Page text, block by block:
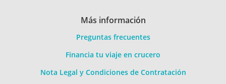
Más información
Preguntas frecuentes
Financia tu viaje en crucero
Nota Legal y Condiciones de Contratación